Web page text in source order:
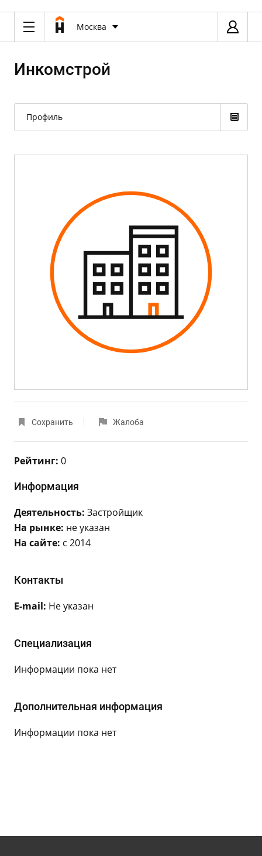
Москва
Инкомстрой
Профиль
Сохранить Жалоба
Рейтинг: 0
Информация
Деятельность: Застройщик
На рынке: не указан
На сайте: с 2014
Контакты
E-mail: Не указан
Специализация
Информации пока нет
Дополнительная информация
Информации пока нет